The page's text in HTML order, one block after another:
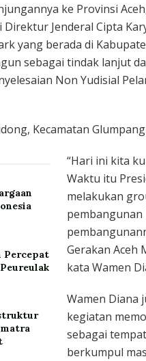
ke Provinsi
Jenderal Cipta
yang berada di
sebagai tindak lanjut
Non Yudisial
Kecamatan
Percepat
“Hari ini kita
Waktu itu
melakukan
pembangunan
Gerakan Aceh
kata Wamen
Wamen Diana
kegiatan
sebagai
berkumpul